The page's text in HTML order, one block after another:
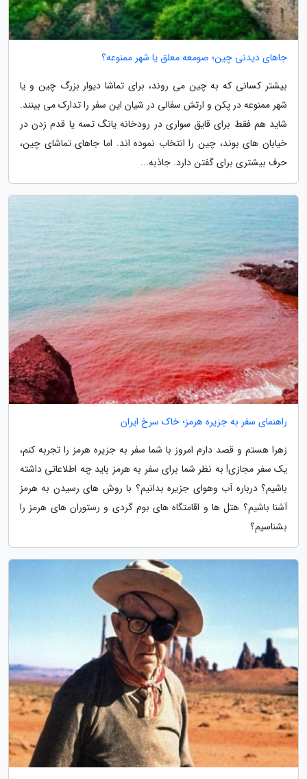
جاهای دیدنی چین؛ صومعه معلق یا شهر ممنوعه؟
بیشتر کسانی که به چین می روند، برای تماشا دیوار بزرگ چین و یا
شهر ممنوعه در پکن و ارتش سفالی در شیان این سفر را تدارک می بینند.
شاید هم فقط برای قایق سواری در رودخانه یانگ تسه یا قدم زدن در
خیابان های بوند، چین را انتخاب نموده اند. اما جاهای تماشای چین،
حرف بیشتری برای گفتن دارد. جاذبه...
راهنمای سفر به جزیره هرمز؛ خاک سرخ ایران
زهرا هستم و قصد دارم امروز با شما سفر به جزیره هرمز را تجربه کنم،
یک سفر مجازی! به نظر شما برای سفر به هرمز باید چه اطلاعاتی داشته
باشیم؟ درباره آب وهوای جزیره بدانیم؟ با روش های رسیدن به هرمز
آشنا باشیم؟ هتل ها و اقامتگاه های بوم گردی و رستوران های هرمز را
بشناسیم؟